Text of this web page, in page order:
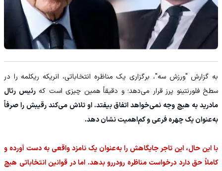
به گزارش "ورزش سه"، برگزاری یک مناظره انتخاباتی، انریکه ریکلمه را در
سطخ فلورنتینو پرز قرار می‌دهد؛ و دقیقاً همین چیزی است کهرئیس رئال
مادرید به هیچ وجه نمی‌خواهد اتفاق بیفتد. او تلاش می‌کند رقیبش را صرفاً
به‌عنوان یک چهره فرعی و کم‌اهمیت نشان دهد.
با این حال، این تاجر جایگاهش را به‌عنوان یک نامزد واقعی به دست آورده و
کاملاً حق دارد درخواست مناظره رودررو بدهد. اما در قوانین انتخاباتی هیچ